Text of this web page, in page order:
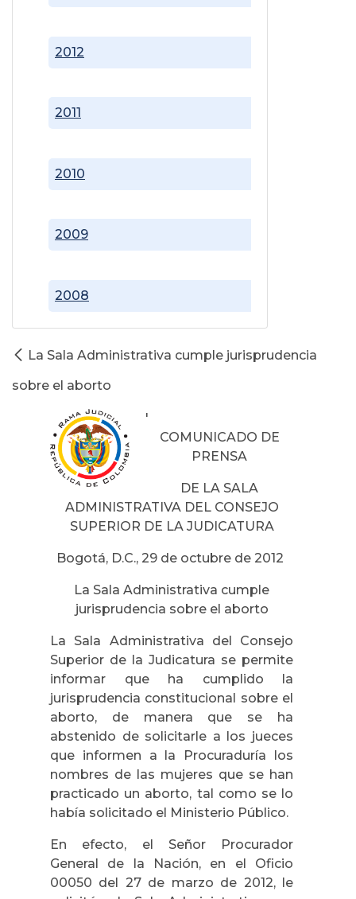
2008
2009
2010
2011
2012
La Sala Administrativa cumple jurisprudencia
sobre el aborto
'
COMUNICADO DE
PRENSA
DE LA SALA
ADMINISTRATIVA DEL CONSEJO
SUPERIOR DE LA JUDICATURA
Bogotá, D.C., 29 de octubre de 2012
La Sala Administrativa cumple
jurisprudencia sobre el aborto
La Sala Administrativa del Consejo
Superior de la Judicatura se permite
informar que ha cumplido la
jurisprudencia constitucional sobre el
aborto, de manera que se ha
abstenido de solicitarle a los jueces
que informen a la Procuraduría los
nombres de las mujeres que se han
practicado un aborto, tal como se lo
había solicitado el Ministerio Público.
En efecto, el Señor Procurador
General de la Nación, en el Oficio
00050 del 27 de marzo de 2012, le